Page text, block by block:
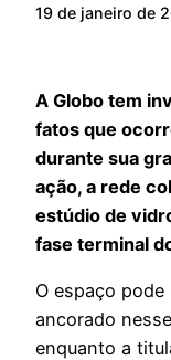
19 de janeiro de
A Globo tem
fatos que
durante sua
ação, a rede
estúdio de
fase terminal
O espaço pode
ancorado
enquanto a